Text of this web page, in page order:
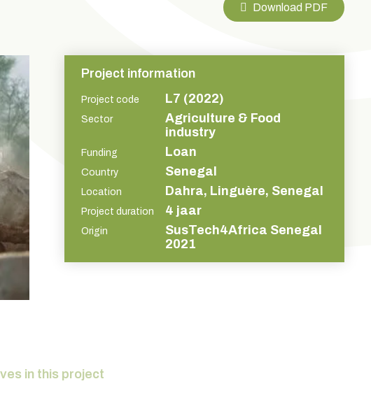
Download PDF
Project information
Project code L7 (2022)
Sector
Agriculture & Food
industry
Funding Loan
Country Senegal
Location Dahra, Linguère, Senegal
Project duration 4 jaar
Origin
SusTech4Africa Senegal
2021
in this project